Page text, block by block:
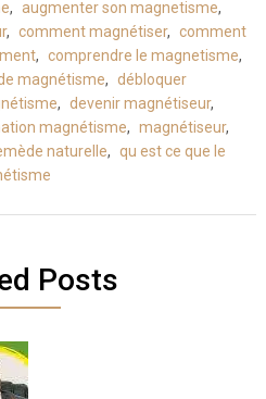
, augmenter son magnetisme,
, comment magnétiser, comment
, comprendre le magnetisme,
magnétisme, débloquer
, devenir magnétiseur,
magnétisme, magnétiseur,
naturelle, qu est ce que le
Posts